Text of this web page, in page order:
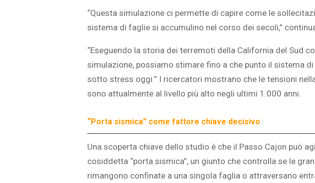
“Questa simulazione ci permette di capire come le
sistema di faglie si accumulino nel corso dei secoli,”
“Eseguendo la storia dei terremoti della California del Sud
simulazione, possiamo stimare fino a che punto il sistema
sotto stress oggi.” I ricercatori mostrano che le tensioni
sono attualmente al livello più alto negli ultimi 1.000 anni.
“Porta sismica” come fattore chiave decisivo
Una scoperta chiave dello studio è che il Passo Cajon può
cosiddetta “porta sismica”, un giunto che controlla se le
rimangono confinate a una singola faglia o attraversano